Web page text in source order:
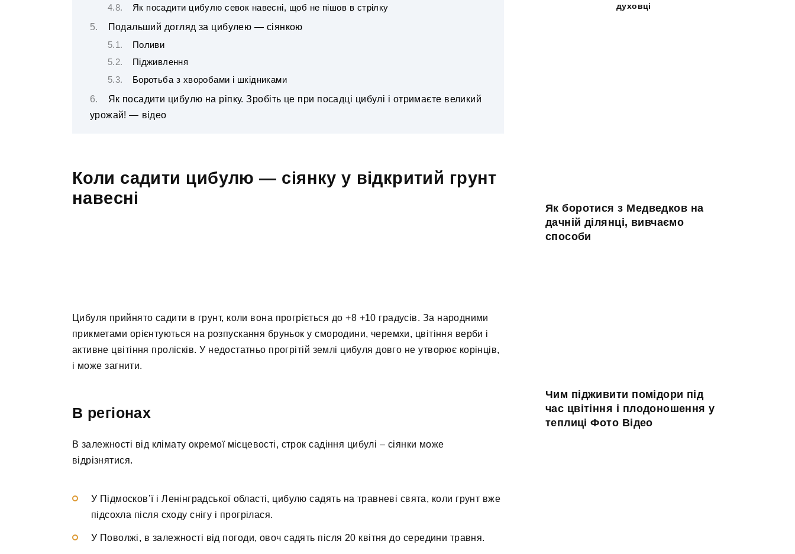
Як посадити цибулю севок навесні, щоб не пішов в стрілку
Подальший догляд за цибулею — сіянкою
Поливи
Підживлення
Боротьба з хворобами і шкідниками
Як посадити цибулю на ріпку. Зробіть це при посадці цибулі і отримаєте великий
урожай! — відео
Коли садити цибулю — сіянку у відкритий грунт
навесні
Цибуля прийнято садити в грунт, коли вона прогріється до +8 +10 градусів. За народними
прикметами орієнтуються на розпускання бруньок у смородини, черемхи, цвітіння верби і
активне цвітіння пролісків. У недостатньо прогрітій землі цибуля довго не утворює корінців,
і може загнити.
В регіонах
В залежності від клімату окремої місцевості, строк садіння цибулі – сіянки може
відрізнятися.
У Підмосков’ї і Ленінградської області, цибулю садять на травневі свята, коли грунт вже
підсохла після сходу снігу і прогрілася.
У Поволжі, в залежності від погоди, овоч садять після 20 квітня до середини травня.
духовці
Як боротися з Медведков на
дачній ділянці, вивчаємо
способи
Чим підживити помідори під
час цвітіння і плодоношення у
теплиці Фото Відео